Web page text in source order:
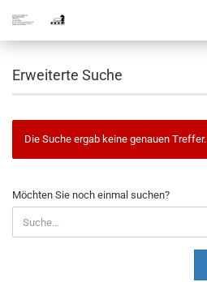
Erweiterte Suche
Die Suche ergab keine genauen Treffer.
MÖCHTEN
SIE
NOCH
EINMAL
Möchten Sie noch einmal suchen?